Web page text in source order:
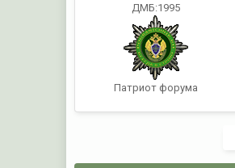
ДМБ:1995
Патриот форума